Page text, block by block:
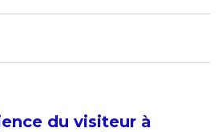
du visiteur à